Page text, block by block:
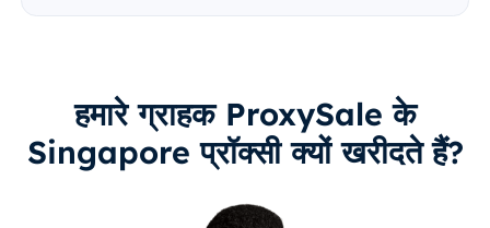
हमारे ग्राहक ProxySale के
Singapore प्रॉक्सी क्यों खरीदते हैं?